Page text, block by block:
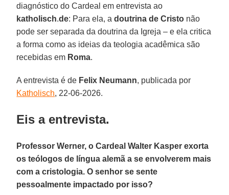
diagnóstico do Cardeal em entrevista ao
katholisch.de: Para ela, adoutrina de Cristo não
pode ser separada da doutrina da Igreja – e ela critica
a forma como as ideias da teologia acadêmica são
recebidas em Roma.
A entrevista é de Felix Neumann, publicada por
Katholisch, 22-06-2026.
Eis a entrevista.
Professor Werner, o Cardeal Walter Kasper exorta
os teólogos de língua alemã a se envolverem mais
com a cristologia. O senhor se sente
pessoalmente impactado por isso?